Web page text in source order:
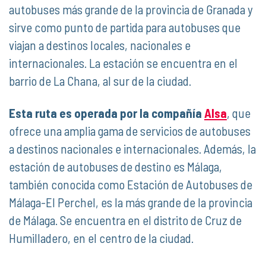
autobuses más grande de la provincia de Granada y
sirve como punto de partida para autobuses que
viajan a destinos locales, nacionales e
internacionales. La estación se encuentra en el
barrio de La Chana, al sur de la ciudad.
Esta ruta es operada por la compañía Alsa, que
ofrece una amplia gama de servicios de autobuses
a destinos nacionales e internacionales. Además, la
estación de autobuses de destino es Málaga,
también conocida como Estación de Autobuses de
Málaga-El Perchel, es la más grande de la provincia
de Málaga. Se encuentra en el distrito de Cruz de
Humilladero, en el centro de la ciudad.